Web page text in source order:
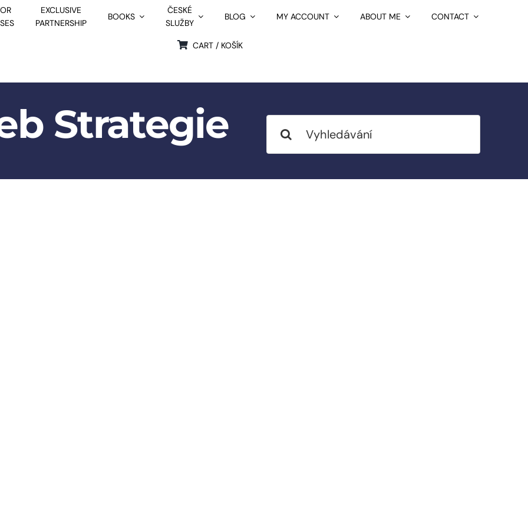
EXCLUSIVE
PARTNERSHIP
BOOKS
ČESKÉ
SLUŽBY
BLOG MY ACCOUNT ABOUT ME CONTACT
CART / KOŠÍK
Strategie
for: